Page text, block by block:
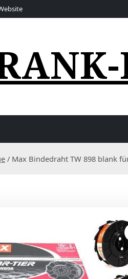
/ Max Bindedraht TW 898 blank